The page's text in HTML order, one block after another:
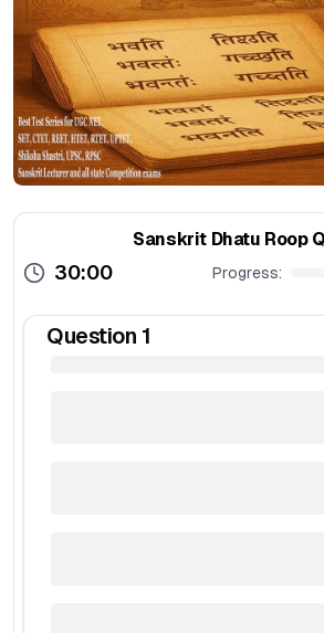
Sanskrit Dhatu Roop
30:00 Progress:
Question 1